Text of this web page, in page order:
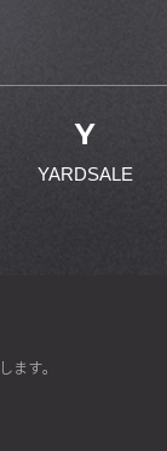
Y
YARDSALE
ます。